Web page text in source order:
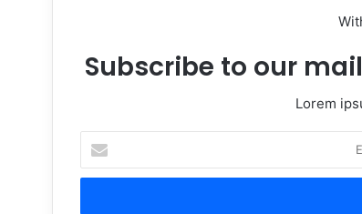
Subscribe to our
Lorem
Enter
your
Email